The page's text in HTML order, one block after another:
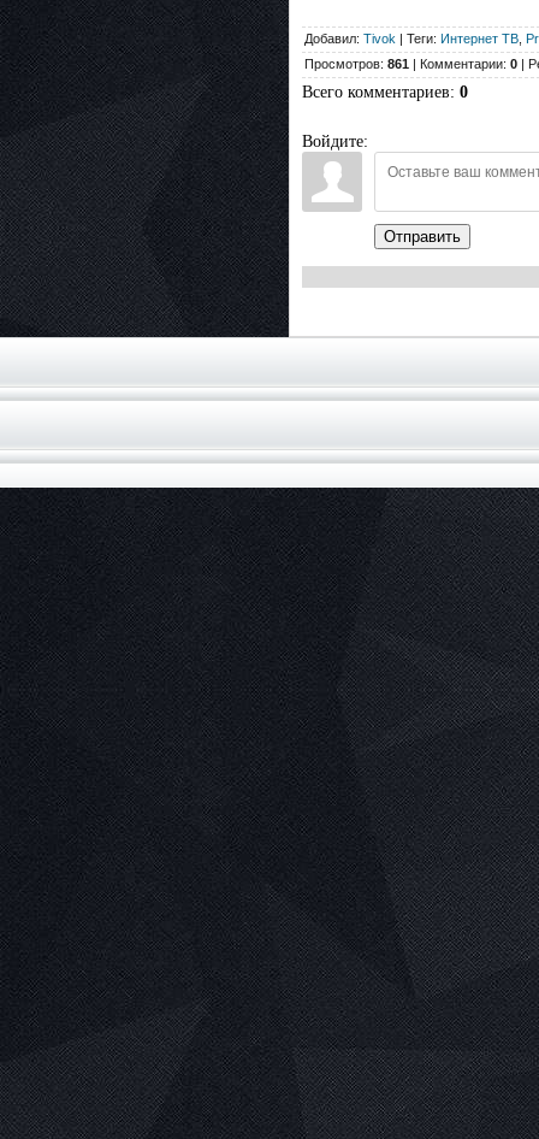
Добавил: Tivok | Теги: Интернет ТВ
Просмотров: 861 | Комментарии: 0 |
Всего комментариев: 0
Войдите:
Отправить